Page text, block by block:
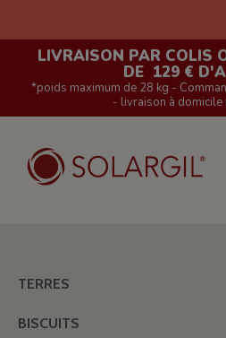
LIVRAISON PAR COLIS
DE 129 €
*poids maximum de 28 kg -
- livraison à domicile
TERRES
BISCUITS